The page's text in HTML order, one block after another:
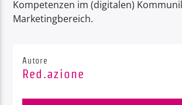
Kompetenzen im (digitalen)
Marketingbereich.
Autore
Red.azione